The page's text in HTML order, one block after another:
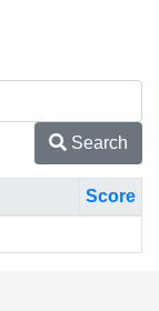
Search
Score